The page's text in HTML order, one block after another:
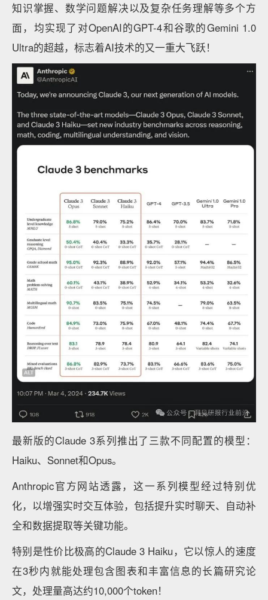
知识掌握、数学问题解决以及复杂任务理解等多个方
面，均实现了对OpenAI的GPT-4和谷歌的Gemini 1.0
Ultra的超越，标志着AI技术的又一重大飞跃！
最新版的Claude 3系列推出了三款不同配置的模型：
Haiku、Sonnet和Opus。
Anthropic官方网站透露，这一系列模型经过特别优
化，以增强实时交互体验，包括提升实时聊天、自动补
全和数据提取等关键功能。
特别是性价比极高的Claude 3 Haiku，它以惊人的速度
在3秒内就能处理包含图表和丰富信息的长篇研究论
文，处理量高达约10,000个token！